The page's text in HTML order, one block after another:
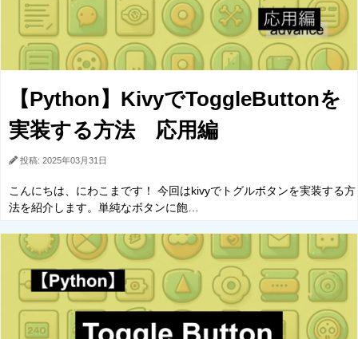
【Python】KivyでToggleButtonを
実装する方法 応用編
投稿: 2025年03月31日
こんにちは、にわこまです！ 今回はkivyでトグルボタンを実装する方
法を紹介します。単純なボタンに飽…